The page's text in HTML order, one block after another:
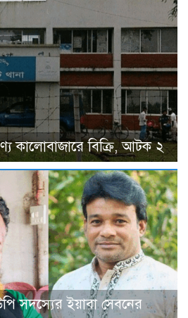
কালোবাজারে বিক্রি, আটক ২
সদস্যের ইয়াবা সেবনের